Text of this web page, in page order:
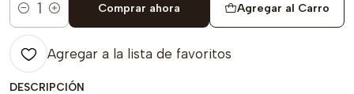
Cantidad
Agregar al Carro
Comprar ahora
Agregar a la lista de favoritos
DESCRIPCIÓN